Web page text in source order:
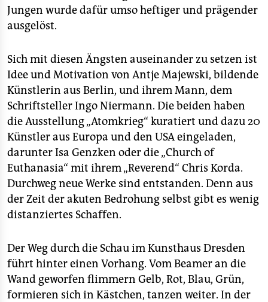
Jungen wurde dafür umso heftiger und prägender
ausgelöst.
Sich mit diesen Ängsten auseinander zu setzen ist
Idee und Motivation von Antje Majewski, bildende
Künstlerin aus Berlin, und ihrem Mann, dem
Schriftsteller Ingo Niermann. Die beiden haben
die Ausstellung „Atomkrieg“ kuratiert und dazu 20
Künstler aus Europa und den USA eingeladen,
darunter Isa Genzken oder die „Church of
Euthanasia“ mit ihrem „Reverend“ Chris Korda.
Durchweg neue Werke sind entstanden. Denn aus
der Zeit der akuten Bedrohung selbst gibt es wenig
distanziertes Schaffen.
Der Weg durch die Schau im Kunsthaus Dresden
führt hinter einen Vorhang. Vom Beamer an die
Wand geworfen flimmern Gelb, Rot, Blau, Grün,
formieren sich in Kästchen, tanzen weiter. In der